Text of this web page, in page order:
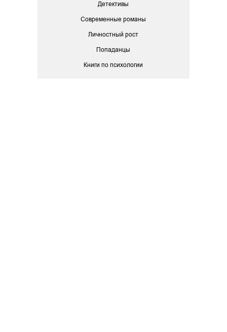
Детективы
Современные романы
Личностный рост
Попаданцы
Книги по психологии